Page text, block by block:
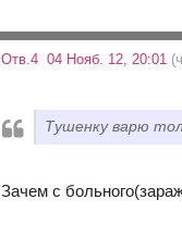
Отв.4 04 Нояб. 12, 20:01
Тушенку варю
Зачем с